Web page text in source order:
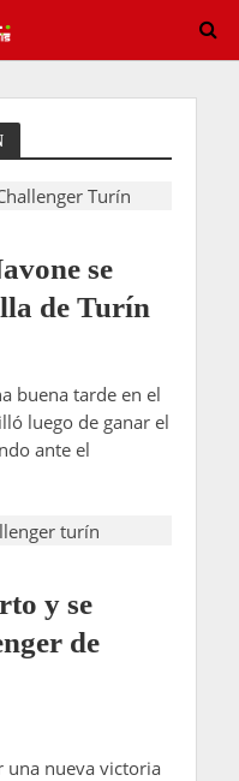
“Podemos descartarlo”: La contundente sentencia de Rusedski sobre Alcaraz y el US Open
se
de Turín
buena tarde en el
luego de ganar el
ante el
y se
de
una nueva victoria